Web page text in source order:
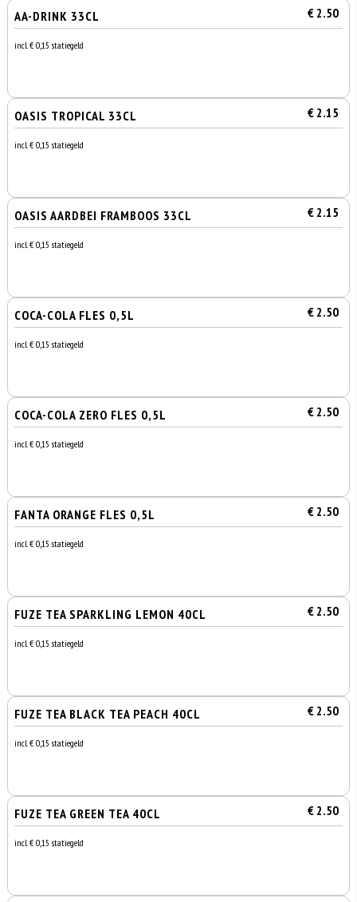
AA-DRINK 33CL € 2.50
incl. € 0,15 statiegeld
OASIS TROPICAL 33CL € 2.15
incl. € 0,15 statiegeld
OASIS AARDBEI FRAMBOOS 33CL € 2.15
incl. € 0,15 statiegeld
COCA-COLA FLES 0,5L € 2.50
incl. € 0,15 statiegeld
COCA-COLA ZERO FLES 0,5L € 2.50
incl. € 0,15 statiegeld
FANTA ORANGE FLES 0,5L € 2.50
incl. € 0,15 statiegeld
FUZE TEA SPARKLING LEMON 40CL € 2.50
incl. € 0,15 statiegeld
FUZE TEA BLACK TEA PEACH 40CL € 2.50
incl. € 0,15 statiegeld
FUZE TEA GREEN TEA 40CL € 2.50
incl. € 0,15 statiegeld